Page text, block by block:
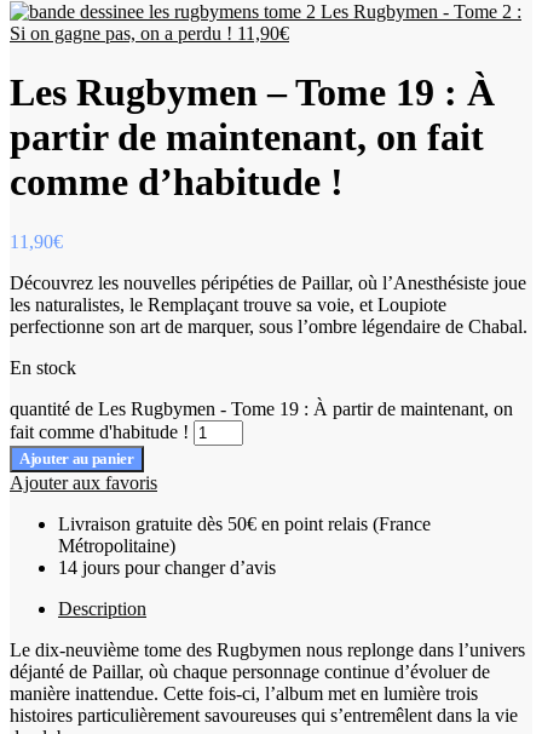
Les Rugbymen - Tome 2 :
Si on gagne pas, on a perdu ! 11,90€
Les Rugbymen – Tome 19 : À
partir de maintenant, on fait
comme d’habitude !
11,90€
Découvrez les nouvelles péripéties de Paillar, où l’Anesthésiste joue
les naturalistes, le Remplaçant trouve sa voie, et Loupiote
perfectionne son art de marquer, sous l’ombre légendaire de Chabal.
En stock
quantité de Les Rugbymen - Tome 19 : À partir de maintenant, on
fait comme d'habitude !
Ajouter au panier
Ajouter aux favoris
Livraison gratuite dès 50€ en point relais (France
Métropolitaine)
14 jours pour changer d’avis
Description
Le dix-neuvième tome des Rugbymen nous replonge dans l’univers
déjanté de Paillar, où chaque personnage continue d’évoluer de
manière inattendue. Cette fois-ci, l’album met en lumière trois
histoires particulièrement savoureuses qui s’entremêlent dans la vie